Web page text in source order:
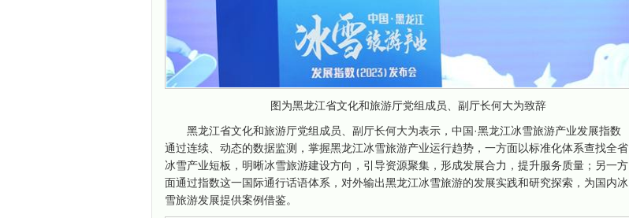
图为黑龙江省文化和旅游厅党组成员、副厅长何大为致辞
黑龙江省文化和旅游厅党组成员、副厅长何大为表示，中国·黑龙江冰雪旅游产业发展指数
通过连续、动态的数据监测，掌握黑龙江冰雪旅游产业运行趋势，一方面以标准化体系查找全省
冰雪产业短板，明晰冰雪旅游建设方向，引导资源聚集，形成发展合力，提升服务质量；另一方
面通过指数这一国际通行话语体系，对外输出黑龙江冰雪旅游的发展实践和研究探索，为国内冰
雪旅游发展提供案例借鉴。